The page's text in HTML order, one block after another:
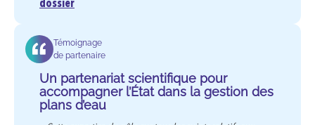
dossier
Témoignage
de partenaire
Un partenariat scientifique pour
accompagner l’État dans la gestion des
plans d’eau